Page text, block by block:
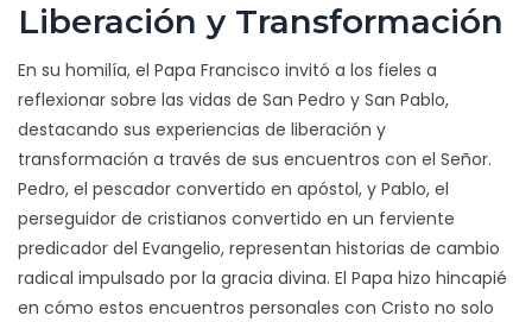
Liberación y Transformación
En su homilía, el Papa Francisco invitó a los fieles a
reflexionar sobre las vidas de San Pedro y San Pablo,
destacando sus experiencias de liberación y
transformación a través de sus encuentros con el Señor.
Pedro, el pescador convertido en apóstol, y Pablo, el
perseguidor de cristianos convertido en un ferviente
predicador del Evangelio, representan historias de cambio
radical impulsado por la gracia divina. El Papa hizo hincapié
en cómo estos encuentros personales con Cristo no solo